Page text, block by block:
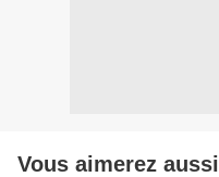
Vous aimerez aussi